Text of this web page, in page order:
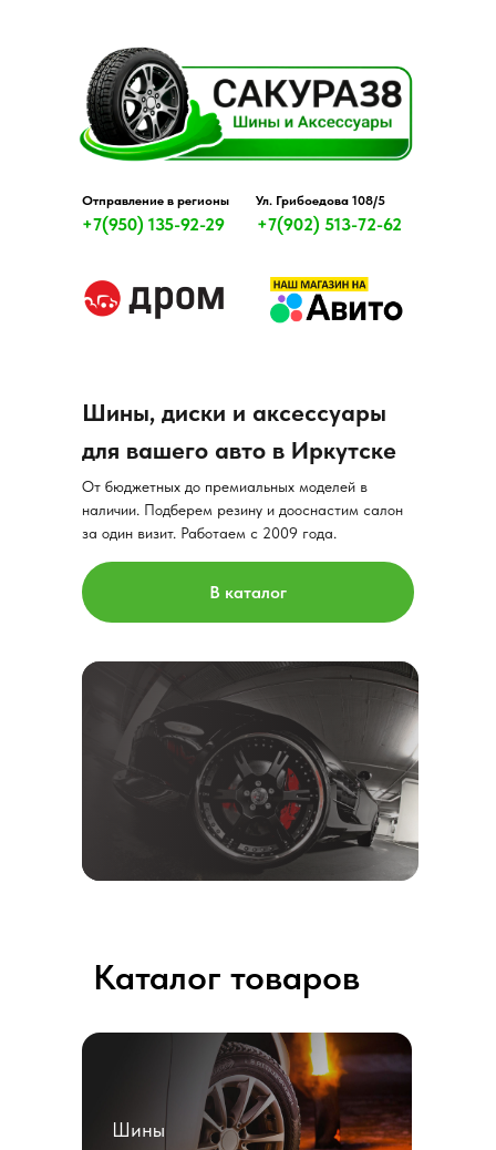
Отправление в регионы
+7(950) 135-92-29
Ул. Грибоедова 108/5
+7(902) 513-72-62
Шины, диски и аксессуары
для вашего авто в Иркутске
От бюджетных до премиальных моделей в
наличии. Подберем резину и дооснастим салон
за один визит. Работаем с 2009 года.
В каталог
Шины
Каталог товаров